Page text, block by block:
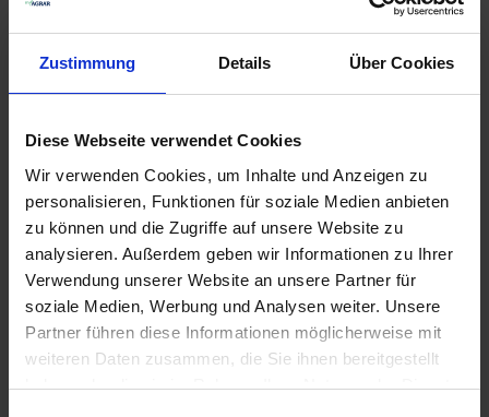
Zustimmung Details Über Cookies
Diese Webseite verwendet Cookies
Wir verwenden Cookies, um Inhalte und Anzeigen zu
personalisieren, Funktionen für soziale Medien anbieten
zu können und die Zugriffe auf unsere Website zu
analysieren. Außerdem geben wir Informationen zu Ihrer
Verwendung unserer Website an unsere Partner für
soziale Medien, Werbung und Analysen weiter. Unsere
Partner führen diese Informationen möglicherweise mit
weiteren Daten zusammen, die Sie ihnen bereitgestellt
haben oder die sie im Rahmen Ihrer Nutzung der Dienste
Phacelia Mantelsaat
zzgl. MwSt.
6,48 € / kg
IN DEN
WARENKORB
Buchweizen
Esculentum
zzgl. MwSt.
2,15 € / kg
IN DEN
WARENKORB